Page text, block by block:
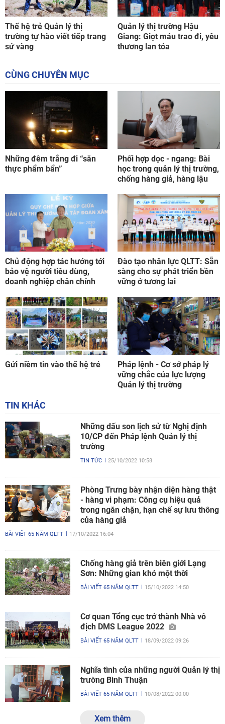
Thế hệ trẻ Quản lý thị
trường tự hào viết tiếp trang
sử vàng
Quản lý thị trường Hậu
Giang: Giọt máu trao đi, yêu
thương lan tỏa
CÙNG CHUYÊN MỤC
Những đêm trắng đi “săn
thực phẩm bẩn”
Phối hợp dọc - ngang: Bài
học trong quản lý thị trường,
chống hàng giả, hàng lậu
Chủ động hợp tác hướng tới
bảo vệ người tiêu dùng,
doanh nghiệp chân chính
Đào tạo nhân lực QLTT: Sẵn
sàng cho sự phát triển bền
vững ở tương lai
Gửi niềm tin vào thế hệ trẻ
Pháp lệnh - Cơ sở pháp lý
vững chắc của lực lượng
Quản lý thị trường
TIN KHÁC
Những dấu son lịch sử từ Nghị định
10/CP đến Pháp lệnh Quản lý thị
trường
TIN TỨC 25/10/2022 10:58
Phòng Trưng bày nhận diện hàng thật
- hàng vi phạm: Công cụ hiệu quả
trong ngăn chặn, hạn chế sự lưu thông
của hàng giả
BÀI VIẾT 65 NĂM QLTT 17/10/2022 16:04
Chống hàng giả trên biên giới Lạng
Sơn: Những gian khó một thời
BÀI VIẾT 65 NĂM QLTT 15/10/2022 14:50
Cơ quan Tổng cục trở thành Nhà vô
địch DMS League 2022
BÀI VIẾT 65 NĂM QLTT 18/09/2022 09:26
Nghĩa tình của những người Quản lý thị
trường Bình Thuận
BÀI VIẾT 65 NĂM QLTT 10/08/2022 00:00
Xem thêm